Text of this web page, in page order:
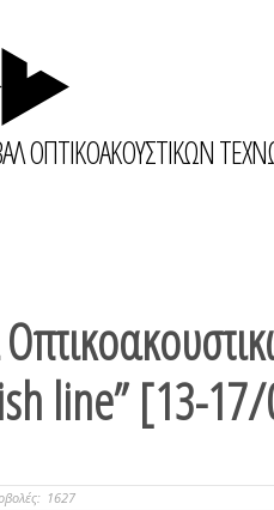
ΟΠΤΙΚΟΑΚΟΥΣΤΙΚΩΝ
line” [13-
1627